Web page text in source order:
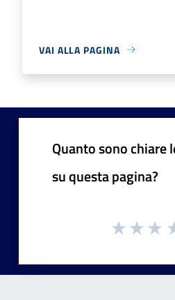
VAI ALLA PAGINA
Quanto sono chiare
su questa pagina?